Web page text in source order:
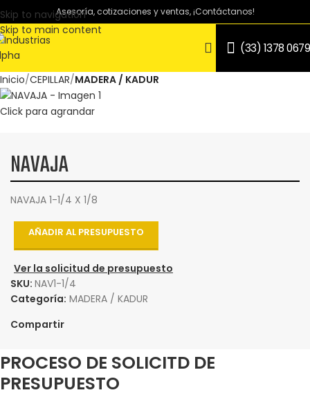
Skip to navigation
Skip to main content
Asesoría, cotizaciones y ventas, ¡Contáctanos!
(33) 1378 0679
Inicio CEPILLAR MADERA / KADUR
Click para agrandar
NAVAJA
NAVAJA 1-1/4 X 1/8
AÑADIR AL PRESUPUESTO
Ver la solicitud de presupuesto
SKU: NAV1-1/4
Categoría: MADERA / KADUR
Compartir
PROCESO DE SOLICITD DE
PRESUPUESTO